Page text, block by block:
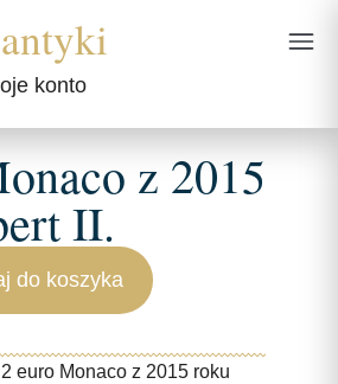
konto
z 2015
II.
do koszyka
euro Monaco z 2015 roku